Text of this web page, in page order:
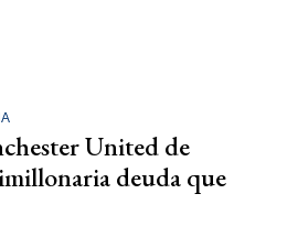
United de
deuda que